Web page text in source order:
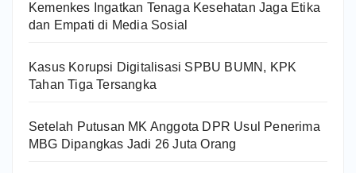
Kemenkes Ingatkan Tenaga Kesehatan Jaga Etika
dan Empati di Media Sosial
Kasus Korupsi Digitalisasi SPBU BUMN, KPK
Tahan Tiga Tersangka
Setelah Putusan MK Anggota DPR Usul Penerima
MBG Dipangkas Jadi 26 Juta Orang